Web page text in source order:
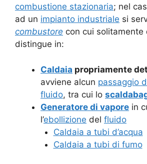
combustione stazionaria; nel
ad un impianto industriale si
combustore con cui solitamente
distingue in:
Caldaia propriamente
avviene alcun passaggio
fluido, tra cui lo
Generatore di vapore in
l’ebollizione del fluido
Caldaia a tubi d’acqua
Caldaia a tubi di fumo